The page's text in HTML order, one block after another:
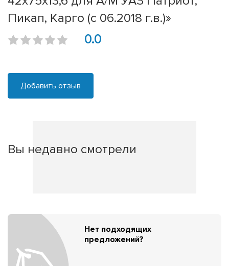
Пикап, Карго (с 06.2018 г.в.)»
0.0
Добавить отзыв
Вы недавно смотрели
Нет подходящих
предложений?